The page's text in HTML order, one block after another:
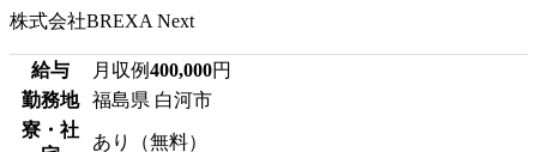
株式会社BREXA Next
給与 月収例400,000円
勤務地
福島県 白河市
寮・社
あり（無料）